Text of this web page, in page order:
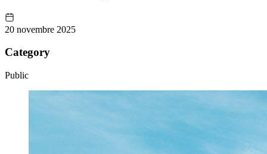
20 novembre 2025
Category
Public